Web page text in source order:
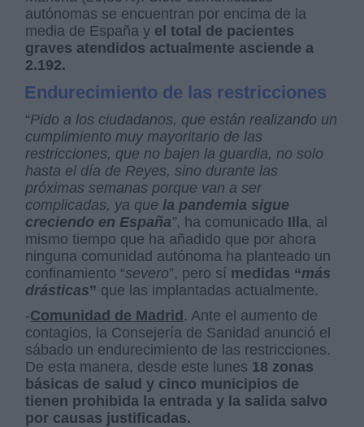
autónomas se encuentran por encima de la
media de España y el total de pacientes
graves atendidos actualmente asciende a
2.192.
Endurecimiento de las restricciones
“Pido a los ciudadanos, que están realizando un
cumplimiento muy mayoritario de las
restricciones, que no bajen la guardia, no solo
hasta el día de Reyes, sino durante las
próximas semanas porque van a ser
complicadas, ya que la pandemia sigue
creciendo en España”, ha comunicado Illa, al
mismo tiempo que ha añadido que por ahora
ninguna comunidad autónoma ha planteado un
confinamiento “severo”, pero sí medidas “más
drásticas” que las implantadas actualmente.
-Comunidad de Madrid. Ante el aumento de
contagios, la Consejería de Sanidad anunció el
sábado un endurecimiento de las restricciones.
De esta manera, desde este lunes 18 zonas
básicas de salud y cinco municipios de
tienen prohibida la entrada y la salida salvo
por causas justificadas.